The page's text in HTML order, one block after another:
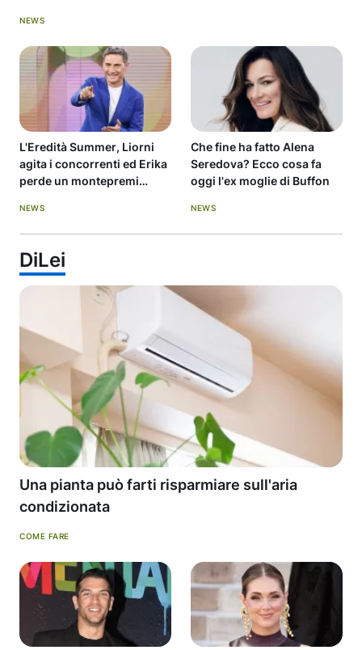
NEWS
L'Eredità Summer, Liorni
agita i concorrenti ed Erika
perde un montepremi
NEWS
Che fine ha fatto Alena
Seredova? Ecco cosa fa
oggi l'ex moglie di Buffon
NEWS
DiLei
Una pianta può farti risparmiare sull'aria
condizionata
COME FARE